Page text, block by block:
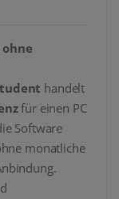
handelt
für einen PC
Software
monatliche